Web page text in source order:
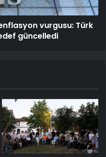
vurgusu: Türk
güncelledi